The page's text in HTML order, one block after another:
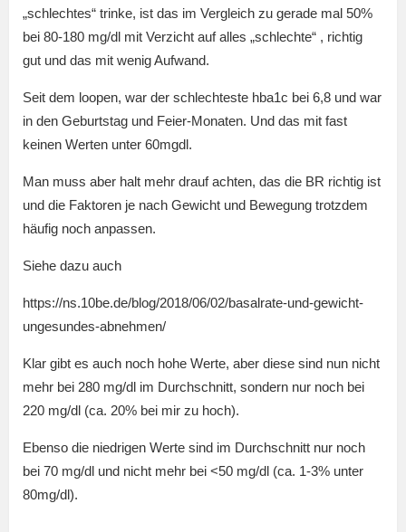
„schlechtes“ trinke, ist das im Vergleich zu gerade mal 50%
bei 80-180 mg/dl mit Verzicht auf alles „schlechte“ , richtig
gut und das mit wenig Aufwand.
Seit dem loopen, war der schlechteste hba1c bei 6,8 und war
in den Geburtstag und Feier-Monaten. Und das mit fast
keinen Werten unter 60mgdl.
Man muss aber halt mehr drauf achten, das die BR richtig ist
und die Faktoren je nach Gewicht und Bewegung trotzdem
häufig noch anpassen.
Siehe dazu auch
https://ns.10be.de/blog/2018/06/02/basalrate-und-gewicht-
ungesundes-abnehmen/
Klar gibt es auch noch hohe Werte, aber diese sind nun nicht
mehr bei 280 mg/dl im Durchschnitt, sondern nur noch bei
220 mg/dl (ca. 20% bei mir zu hoch).
Ebenso die niedrigen Werte sind im Durchschnitt nur noch
bei 70 mg/dl und nicht mehr bei <50 mg/dl (ca. 1-3% unter
80mg/dl).